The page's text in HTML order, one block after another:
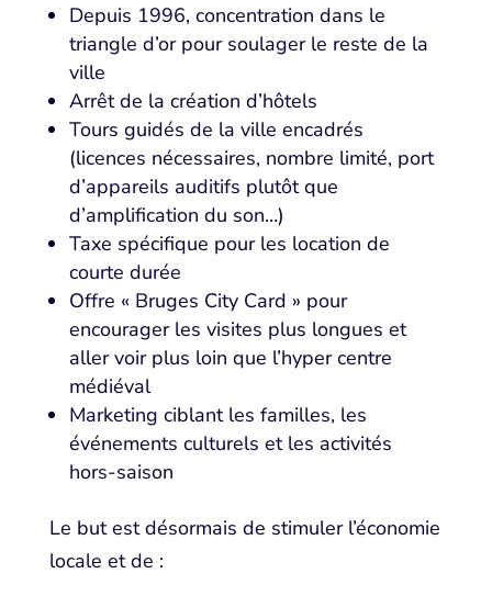
Depuis 1996, concentration dans le
triangle d’or pour soulager le reste de la
ville
Arrêt de la création d’hôtels
Tours guidés de la ville encadrés
(licences nécessaires, nombre limité, port
d’appareils auditifs plutôt que
d’amplification du son…)
Taxe spécifique pour les location de
courte durée
Offre « Bruges City Card » pour
encourager les visites plus longues et
aller voir plus loin que l’hyper centre
médiéval
Marketing ciblant les familles, les
événements culturels et les activités
hors-saison
Le but est désormais de stimuler l’économie
locale et de :